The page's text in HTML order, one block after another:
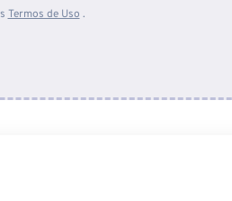
Termos de Uso .